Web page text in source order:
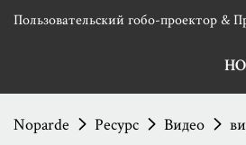
Пользовательский гобо-проектор &
Noparde Ресурс Видео